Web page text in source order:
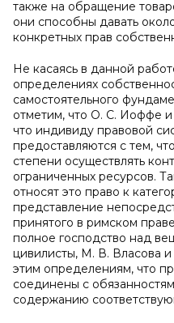
также на обращение
они способны давать
конкретных прав
Не касаясь в данной
определениях
самостоятельного
отметим, что О. С. Иоффе
что индивиду правовой
предоставляются с тем,
степени осуществлять
ограниченных ресурсов.
относят это право к
представление
принятого в римском
полное господство над
цивилисты, М. В. Власова
этим определениям, что
соединены с
содержанию